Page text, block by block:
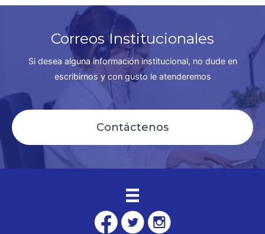
Correos Institucionales
Si desea alguna información institucional, no dude en
escribirnos y con gusto le atenderemos
Contáctenos